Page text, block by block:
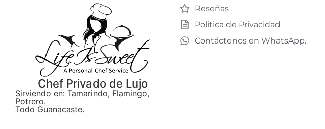
Chef Privado de Lujo
Sirviendo en: Tamarindo, Flamingo,
Potrero.
Todo Guanacaste.
Reseñas
Politica de Privacidad
Contáctenos en WhatsApp.